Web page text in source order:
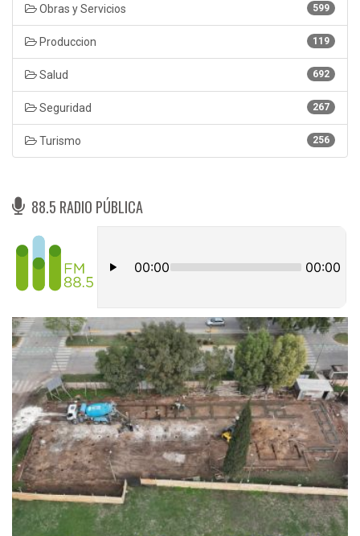
599
Obras y Servicios
119
Produccion
692
Salud
267
Seguridad
256
Turismo
88.5 RADIO PÚBLICA